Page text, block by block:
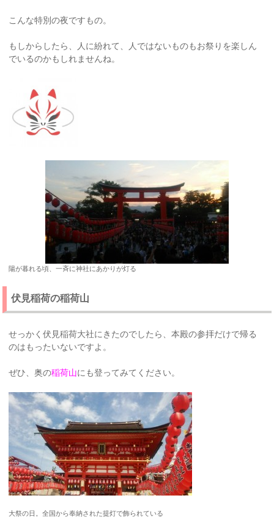
こんな特別の夜ですもの。
もしからしたら、人に紛れて、人ではないものもお祭りを楽しん
でいるのかもしれませんね。
陽が暮れる頃、一斉に神社にあかりが灯る
伏見稲荷の稲荷山
せっかく伏見稲荷大社にきたのでしたら、本殿の参拝だけで帰る
のはもったいないですよ。
ぜひ、奥の稲荷山にも登ってみてください。
大祭の日。全国から奉納された提灯で飾られている